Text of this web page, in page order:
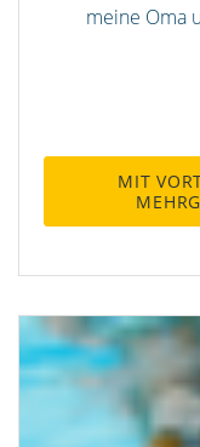
meine Oma
MIT